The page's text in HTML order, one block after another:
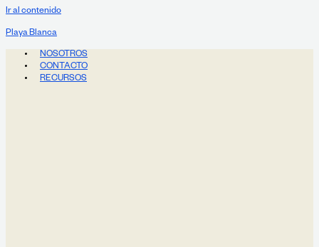
Ir al contenido
Playa Blanca
NOSOTROS
CONTACTO
RECURSOS